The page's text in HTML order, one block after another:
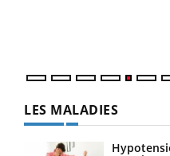
LES MALADIES